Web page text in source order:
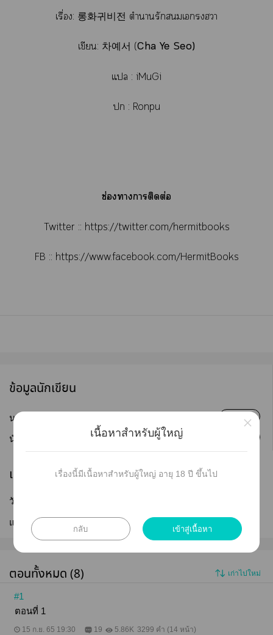
เรื่อง: 롱화귀비전 ตำารักเฮา
เขียน: 차예서 (Cha Ye Seo)
แ : iMuGi
 : Ronpu
ช่องาาติดต่อ
Twitter :: https://twitter.com/hermitbooks
FB :: https://www.facebook.com/HermitBooks
ข้อมูลนักเขียน
นามปากกา :
นักเขียน : Hermit Books
เผยแพร่
วันที่เผยแพร่ :
แก้ไขล่าสุด :
ตอนทั้งหมด (8) เก่าไปใหม่
#1
ตอนที่ 1
15 ก.ย. 65 19:30 19 5.86K 3299 คำ (14 หน้า)
เนื้อหาสำหรับผู้ใหญ่
เรื่องนี้มีเนื้อหาสำหรับผู้ใหญ่ อายุ 18 ปี ขึ้นไป
กลับ เข้าสู่เนื้อหา
×